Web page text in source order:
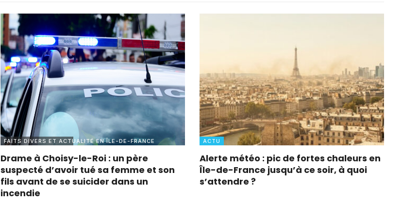
FAITS DIVERS ET ACTUALITÉ EN ÎLE-DE-FRANCE
Drame à Choisy-le-Roi : un père
suspecté d’avoir tué sa femme et son
fils avant de se suicider dans un
incendie
ACTU
Alerte météo : pic de fortes chaleurs en
Île-de-France jusqu’à ce soir, à quoi
s’attendre ?